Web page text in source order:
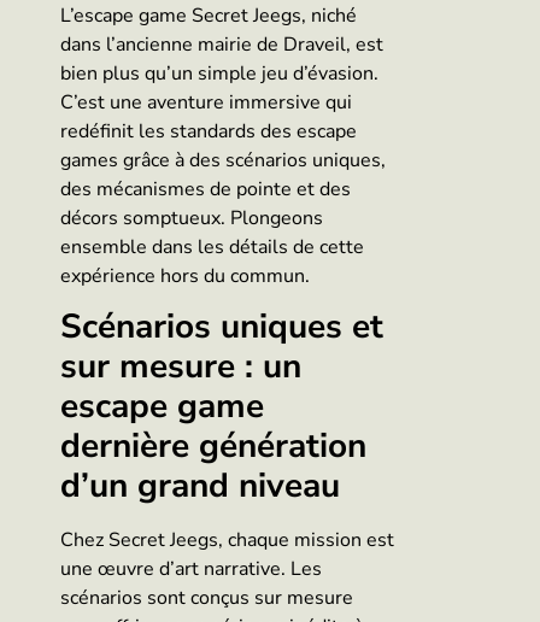
L’escape game Secret Jeegs, niché
dans l’ancienne mairie de Draveil, est
bien plus qu’un simple jeu d’évasion.
C’est une aventure immersive qui
redéfinit les standards des escape
games grâce à des scénarios uniques,
des mécanismes de pointe et des
décors somptueux. Plongeons
ensemble dans les détails de cette
expérience hors du commun.
Scénarios uniques et
sur mesure : un
escape game
dernière génération
d’un grand niveau
Chez Secret Jeegs, chaque mission est
une œuvre d’art narrative. Les
scénarios sont conçus sur mesure